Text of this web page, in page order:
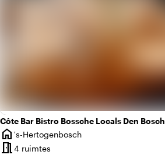
Côte Bar Bistro Bossche Locals Den Bosch
home
Plaats
's-Hertogenbosch
meeting_room4 ruimtes